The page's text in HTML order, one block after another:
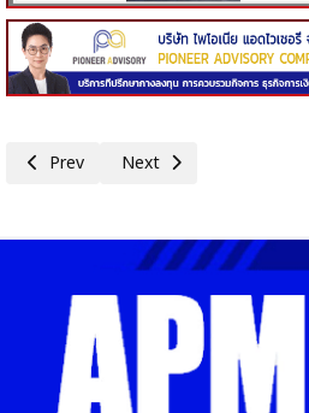
Previous article: กรุงเทพโปรดิ๊วส ตอกย้
Prev Next article: อินฟอร์มา–ก
Next